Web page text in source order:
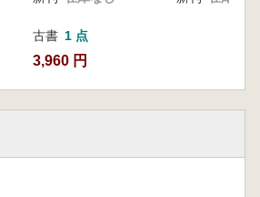
古書 1 点
3,960 円